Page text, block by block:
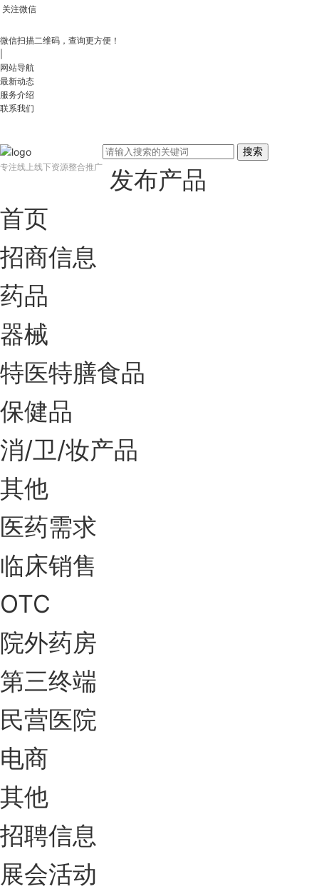
关注微信
微信扫描二维码，查询更方便！
网站导航
最新动态
服务介绍
联系我们
专注线上线下资源整合推广
搜索
发布产品
首页
招商信息
药品
器械
特医特膳食品
保健品
消/卫/妆产品
其他
医药需求
临床销售
OTC
院外药房
第三终端
民营医院
电商
其他
招聘信息
展会活动